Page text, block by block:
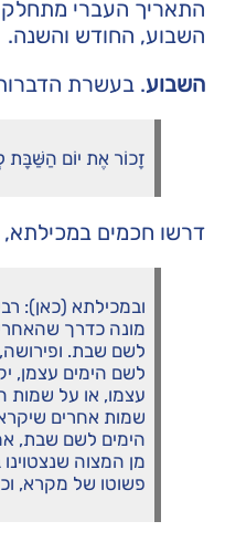
התאריך העברי מתחלק
השבוע, החודש והשנה.
השבוע. בעשרת
זָכוֹר אֶת יוֹם הַשַּׁבָּת
דרשו חכמים
ובמכילתא (כאן):
מונה כדרך
לשם שבת. ופירושה,
לשם הימים עצמן,
עצמו, או על שמות
שמות אחרים
הימים לשם שבת,
מן המצוה שנצטוינו
פשוטו של מקרא,